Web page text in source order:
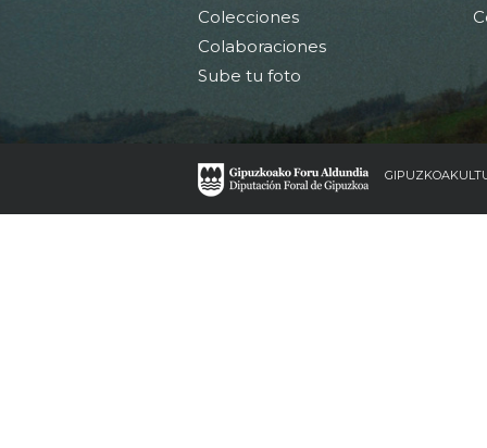
Colecciones
Colaboraciones
Sube tu foto